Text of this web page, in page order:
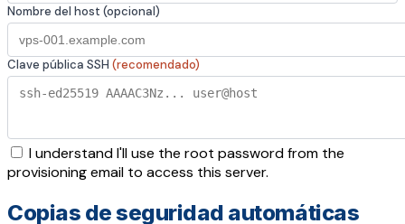
Nombre del host (opcional)
Clave pública SSH (recomendado)
I understand I'll use the root password from the
provisioning email to access this server.
Copias de seguridad automáticas